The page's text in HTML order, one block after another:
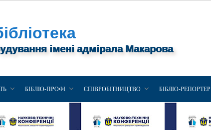
імені адмірала Макарова
БІБЛІО-ПРОФІ СПІВРОБІТНИЦТВО БІБЛІО-РЕПОРТЕР